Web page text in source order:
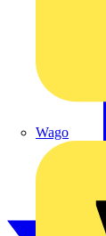
Wago